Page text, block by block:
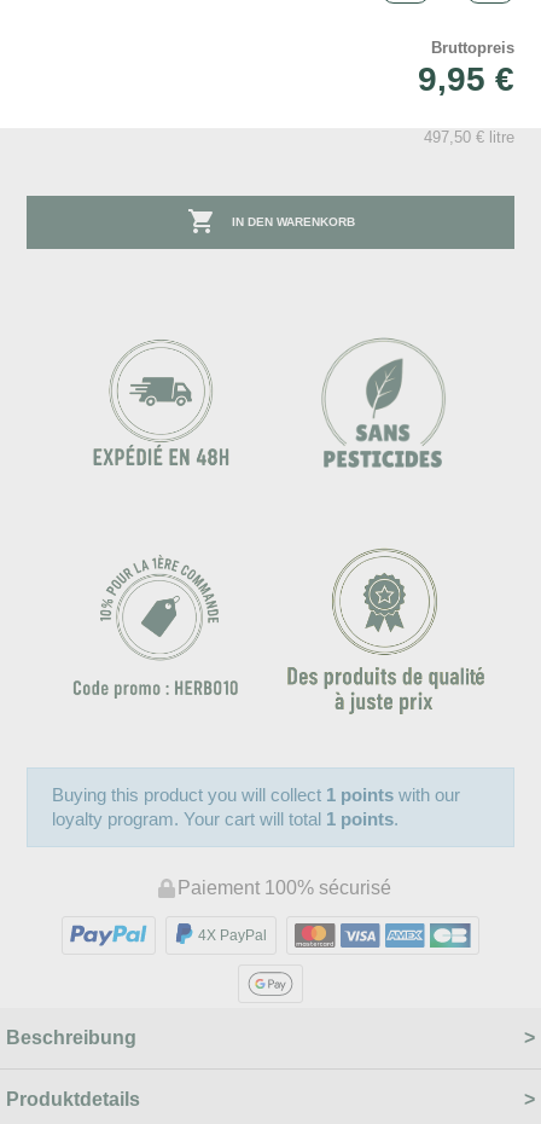
Bruttopreis
9,95 €
497,50 € litre
 IN DEN WARENKORB
Buying this product you will collect 1 points with our
loyalty program. Your cart will total 1 points.
Paiement 100% sécurisé
4X PayPal
Beschreibung
Produktdetails